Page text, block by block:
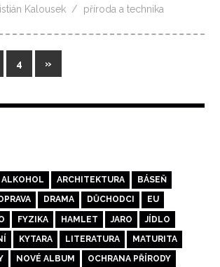
Kalousek příroda a technika
4
Další
příspěvky
»
ALKOHOL ARCHITEKTURA BÁSEŇ
DRAMA DŮCHODCI EU
FYZIKA HAMLET JARO JÍDLO
KYTARA LITERATURA MATURITA
NOVÉ ALBUM OCHRANA PŘÍRODY